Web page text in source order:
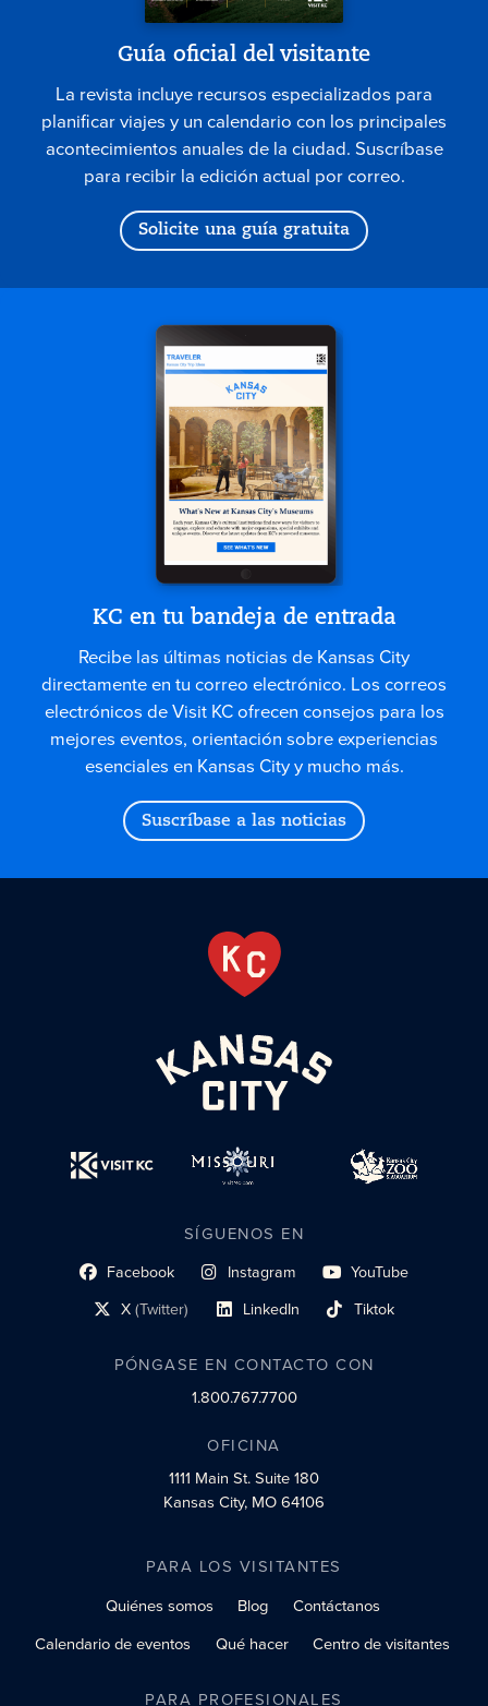
Guía oficial del visitante
La revista incluye recursos especializados para
planificar viajes y un calendario con los principales
acontecimientos anuales de la ciudad. Suscríbase
para recibir la edición actual por correo.
Solicite una guía gratuita
KC en tu bandeja de entrada
Recibe las últimas noticias de Kansas City
directamente en tu correo electrónico. Los correos
electrónicos de Visit KC ofrecen consejos para los
mejores eventos, orientación sobre experiencias
esenciales en Kansas City y mucho más.
Suscríbase a las noticias
SÍGUENOS EN
Facebook
enlace al perfil social Instagram
enlace de perfil social YouTube
enlace de perfil social
X(Twitter)
enlace al perfil social LinkedIn
enlace al perfil social Tiktok
enlace al perfil social
PÓNGASE EN CONTACTO CON
1.800.767.7700
OFICINA
1111 Main St.Suite 180
Kansas City, MO 64106
PARA LOS VISITANTES
Quiénes somos
Blog
Contáctanos
Calendario de eventos
Qué hacer Centro de visitantes
PARA PROFESIONALES